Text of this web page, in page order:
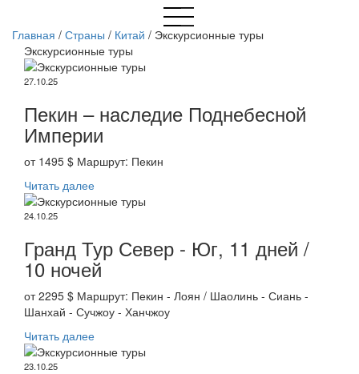
Главная / Страны / Китай / Экскурсионные туры
Экскурсионные туры
27.10.25
Пекин – наследие Поднебесной
Империи
от 1495 $ Маршрут: Пекин
Читать далее
24.10.25
Гранд Тур Север - Юг, 11 дней /
10 ночей
от 2295 $ Маршрут: Пекин - Лоян / Шаолинь - Сиань -
Шанхай - Сучжоу - Ханчжоу
Читать далее
23.10.25